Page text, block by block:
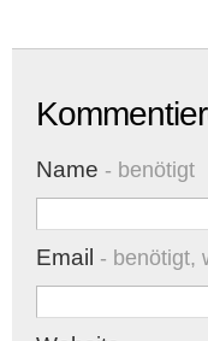
Name - benötigt
Email - benötigt,